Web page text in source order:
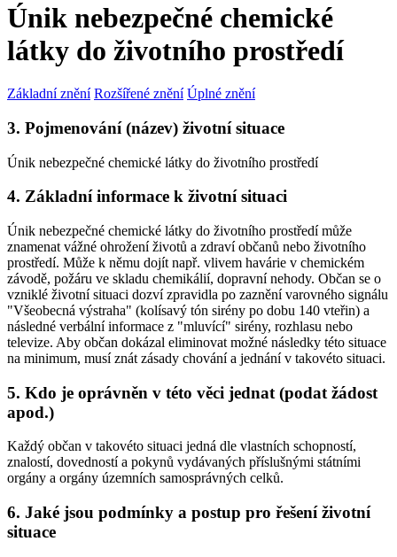
Únik nebezpečné chemické
látky do životního prostředí
Základní znění Rozšířené znění Úplné znění
3. Pojmenování (název) životní situace
Únik nebezpečné chemické látky do životního prostředí
4. Základní informace k životní situaci
Únik nebezpečné chemické látky do životního prostředí může
znamenat vážné ohrožení životů a zdraví občanů nebo životního
prostředí. Může k němu dojít např. vlivem havárie v chemickém
závodě, požáru ve skladu chemikálií, dopravní nehody. Občan se o
vzniklé životní situaci dozví zpravidla po zaznění varovného signálu
"Všeobecná výstraha" (kolísavý tón sirény po dobu 140 vteřin) a
následné verbální informace z "mluvící" sirény, rozhlasu nebo
televize. Aby občan dokázal eliminovat možné následky této situace
na minimum, musí znát zásady chování a jednání v takovéto situaci.
5. Kdo je oprávněn v této věci jednat (podat žádost
apod.)
Každý občan v takovéto situaci jedná dle vlastních schopností,
znalostí, dovedností a pokynů vydávaných příslušnými státními
orgány a orgány územních samosprávných celků.
6. Jaké jsou podmínky a postup pro řešení životní
situace